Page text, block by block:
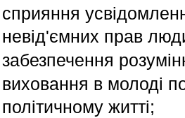
сприяння
невід'ємних прав
забезпечення
виховання в молоді
політичному житті;